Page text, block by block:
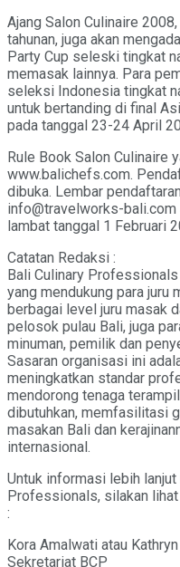
Ajang Salon Culinaire
tahunan, juga akan
Party Cup seleski tingkat
memasak lainnya. Para
seleksi Indonesia tingkat
untuk bertanding di final
pada tanggal 23-24 April
Rule Book Salon Culinaire
www.balichefs.com.
dibuka. Lembar
info@travelworks-
lambat tanggal 1 Februari
Catatan Redaksi :
Bali Culinary
yang mendukung para juru
berbagai level juru masak
pelosok pulau Bali, juga
minuman, pemilik dan
Sasaran organisasi ini
meningkatkan standar
mendorong tenaga
dibutuhkan, memfasilitasi
masakan Bali dan
internasional.
Untuk informasi lebih
Professionals, silakan
:
Kora Amalwati atau Kathryn
Sekretariat BCP